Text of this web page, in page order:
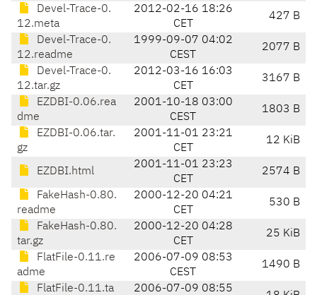
Devel-Trace-0.
12.meta
2012-02-16 18:26
CET
427 B
Devel-Trace-0.
12.readme
1999-09-07 04:02
CEST
2077 B
Devel-Trace-0.
12.tar.gz
2012-03-16 16:03
CET
3167 B
EZDBI-0.06.rea
dme
2001-10-18 03:00
CEST
1803 B
EZDBI-0.06.tar.
gz
2001-11-01 23:21
CET
12 KiB
EZDBI.html
2001-11-01 23:23
CET
2574 B
FakeHash-0.80.
readme
2000-12-20 04:21
CET
530 B
FakeHash-0.80.
tar.gz
2000-12-20 04:28
CET
25 KiB
FlatFile-0.11.re
adme
2006-07-09 08:53
CEST
1490 B
FlatFile-0.11.ta 2006-07-09 08:55